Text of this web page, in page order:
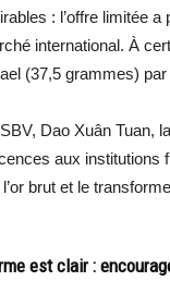
: l’offre limitée
international. À
(37,5 grammes)
Dao Xuân Tuan,
aux institutions
brut et le
est clair :